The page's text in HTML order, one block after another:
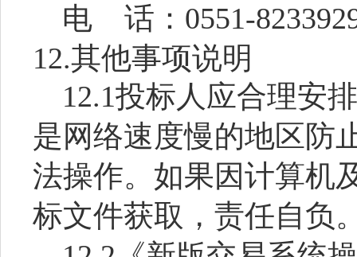
电
话： 0551-
12.其他事项说明
12.1投标人应合理安
是网络速度慢的地区防
法操作。如果因计算机
标文件获取，责任自负